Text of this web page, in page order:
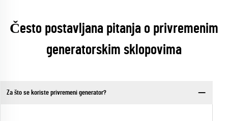
Često postavljana pitanja o privremenim
generatorskim sklopovima
Za što se koriste privremeni generator?